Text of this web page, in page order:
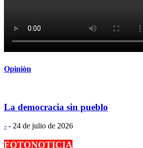
Opinión
La democracia sin pueblo
- - 24 de julio de 2026
FOTONOTICIA